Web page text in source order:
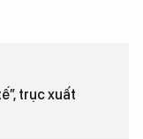
trục xuất